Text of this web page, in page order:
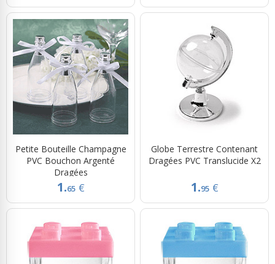
Petite Bouteille Champagne
PVC Bouchon Argenté
Dragées
1.65 €
Globe Terrestre Contenant
Dragées PVC Translucide X2
1.95 €